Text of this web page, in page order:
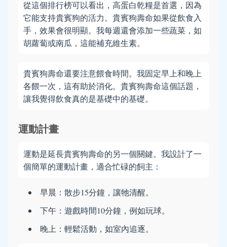
從這個排行榜可以看出，高蛋白乾糧是首選，因為
它能支持貴賓狗的活力。貴賓狗壽命如果從飲食入
手，效果會很明顯。我每週還會添加一些蔬菜，如
胡蘿蔔或南瓜，這能補充維生素。
貴賓狗壽命還要注意餵食時間。我固定早上和晚上
各餵一次，這有助於消化。貴賓狗壽命這個話題，
讓我覺得飲食真的是基礎中的基礎。
運動計畫
運動是延長貴賓狗壽命的另一個關鍵。我設計了一
個簡單的運動計畫，適合忙碌的飼主：
早晨：散步15分鐘，讓牠清醒。
下午：遊戲時間10分鐘，例如玩球。
晚上：輕鬆活動，如室內追逐。